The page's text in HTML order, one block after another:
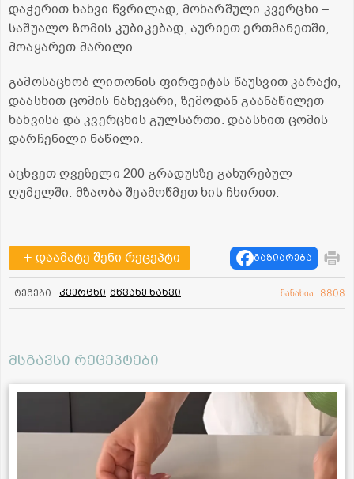
დაჭერით ხახვი წვრილად, მოხარშული კვერცხი –
საშუალო ზომის კუბიკებად, აურიეთ ერთმანეთში,
მოაყარეთ მარილი.
გამოსაცხობ ლითონის ფირფიტას წაუსვით კარაქი,
დაასხით ცომის ნახევარი, ზემოდან გაანაწილეთ
ხახვისა და კვერცხის გულსართი. დაასხით ცომის
დარჩენილი ნაწილი.
აცხვეთ ღვეზელი 200 გრადუსზე გახურებულ
ღუმელში. მზაობა შეამოწმეთ ხის ჩხირით.
დაამატე შენი რეცეპტი გაზიარება
ტეგები: კვერცხი მწვანე ხახვი ნანახია: 8808
მსგავსი რეცეპტები